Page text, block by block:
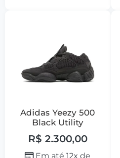
Adidas Yeezy 500
Black Utility
R$ 2.300,00
Em até 12x de